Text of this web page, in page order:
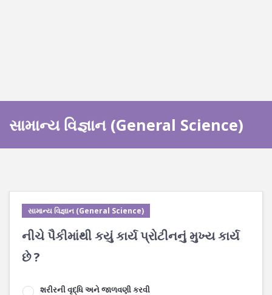
સામાન્ય વિજ્ઞાન (General Science)
સામાન્ય વિજ્ઞાન (General Science)
નીચે પૈકીમાંથી કયું કાર્ય પ્રોટીનનું મુખ્ય કાર્ય
છે ?
શરીરની વૃદ્ધિ અને જાળવણી કરવી